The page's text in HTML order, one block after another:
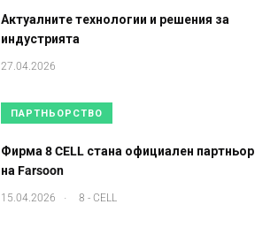
Актуалните технологии и решения за
индустрията
27.04.2026
ПАРТНЬОРСТВО
Фирма 8 CELL стана официален партньор
на Farsoon
15.04.2026 . 8 - CELL